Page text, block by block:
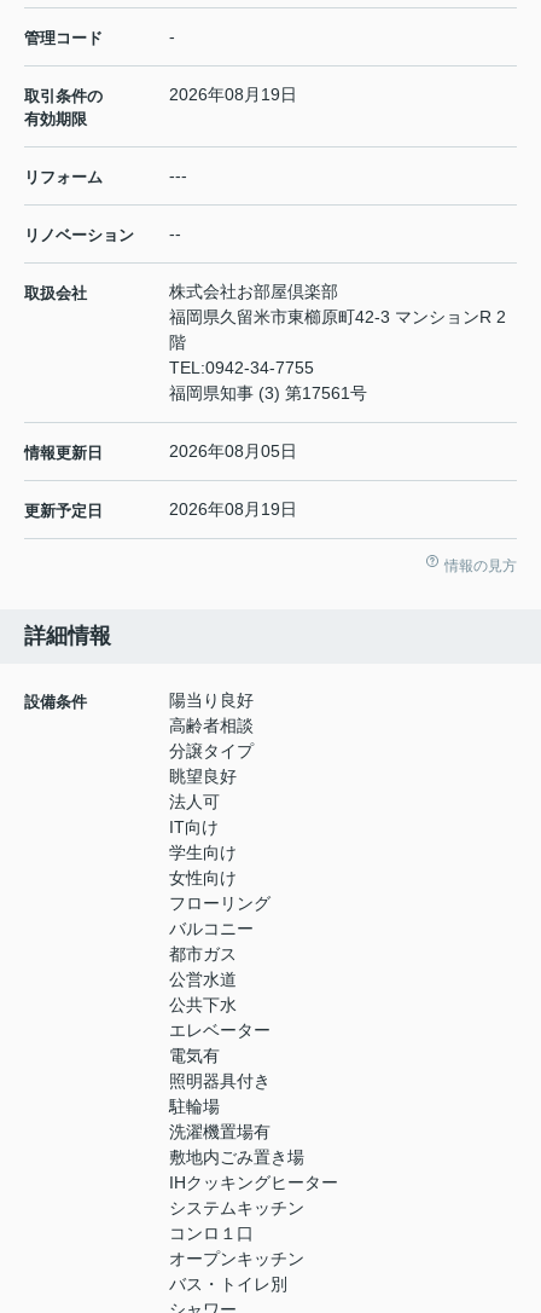
管理コード -
取引条件の
有効期限
2026年08月19日
リフォーム ---
リノベーション --
取扱会社
株式会社お部屋倶楽部
福岡県久留米市東櫛原町42-3 マンションR 2
階
TEL:0942-34-7755
福岡県知事 (3) 第17561号
情報更新日 2026年08月05日
更新予定日 2026年08月19日
情報の見方
詳細情報
設備条件
陽当り良好
高齢者相談
分譲タイプ
眺望良好
法人可
IT向け
学生向け
女性向け
フローリング
バルコニー
都市ガス
公営水道
公共下水
エレベーター
電気有
照明器具付き
駐輪場
洗濯機置場有
敷地内ごみ置き場
IHクッキングヒーター
システムキッチン
コンロ１口
オープンキッチン
バス・トイレ別